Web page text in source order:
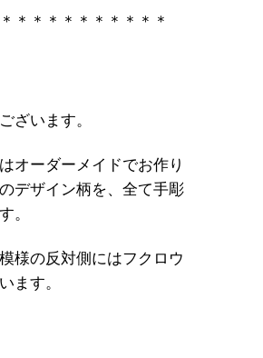
＊＊＊＊＊＊＊＊＊＊
ざいます。
オーダーメイドでお作り
デザイン柄を、全て手彫
。
様の反対側にはフクロウ
ます。